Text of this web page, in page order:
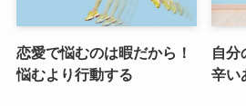
恋愛で悩むのは暇だから！
悩むより行動する
自分
辛い